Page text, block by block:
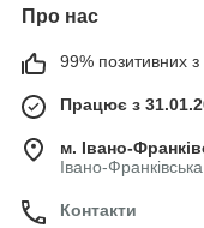
Про нас
99% позитивних з
Працює з
м. Івано-
Івано-
Контакти